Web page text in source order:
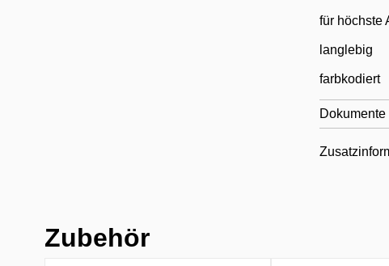
für höchste
langlebig
farbkodiert
Dokumente
Zubehör